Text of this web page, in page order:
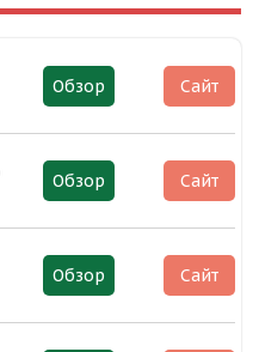
Обзор Сайт
Обзор Сайт
Обзор Сайт